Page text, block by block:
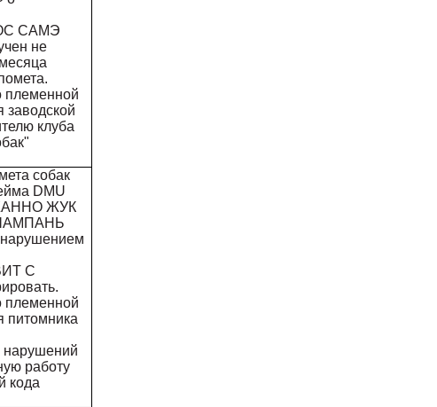
САМЭ
не
племенной
заводской
клуба
собак
DMU
ЖАННО ЖУК
С
племенной
питомника
нарушений
работу
кода